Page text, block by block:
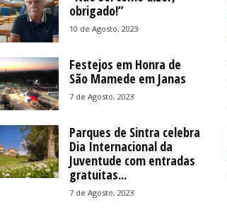
obrigado!”
10 de Agosto, 2023
Festejos em Honra de
São Mamede em Janas
7 de Agosto, 2023
Parques de Sintra celebra
Dia Internacional da
Juventude com entradas
gratuitas...
7 de Agosto, 2023